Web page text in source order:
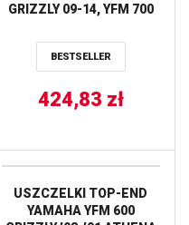
GRIZZLY 09-14, YFM 700
GRIZZLY 07-15 HOT RODS
BESTSELLER
424,83 zł
USZCZELKI TOP-END
YAMAHA YFM 600